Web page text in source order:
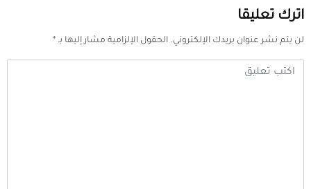
اترك تعليقا
لن يتم نشر عنوان بريدك الإلكتروني. الحقول الإلزامية مشار إليها بـ *